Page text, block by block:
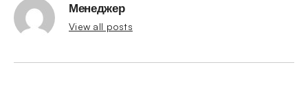
Менеджер
View all posts